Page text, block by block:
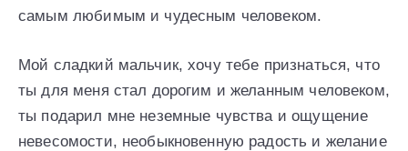
самым любимым и чудесным человеком.
Мой сладкий мальчик, хочу тебе признаться, что
ты для меня стал дорогим и желанным человеком,
ты подарил мне неземные чувства и ощущение
невесомости, необыкновенную радость и желание